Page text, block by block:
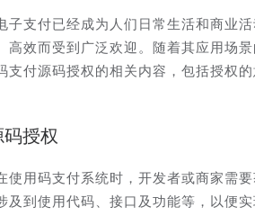
子支付已经成为人们日常生活和商业
高效而受到广泛欢迎。随着其应用场
支付源码授权的相关内容，包括授权
授权
使用码支付系统时，开发者或商家需
及到使用代码、接口及功能等，以便